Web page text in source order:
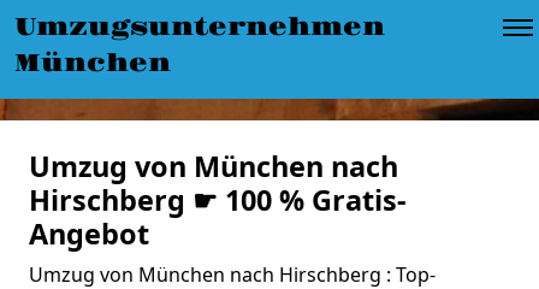
Umzugsunternehmen
München
Umzug von München nach
Hirschberg ☛ 100 % Gratis-
Angebot
Umzug von München nach Hirschberg : Top-